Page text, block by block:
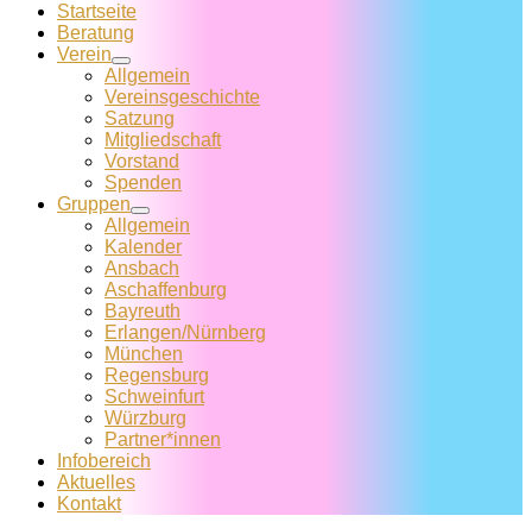
Startseite
Beratung
Verein
Allgemein
Vereins­geschichte
Satzung
Mitglied­schaft
Vorstand
Spenden
Gruppen
Allgemein
Kalender
Ansbach
Aschaffenburg
Bayreuth
Erlangen/Nürnberg
München
Regensburg
Schweinfurt
Würzburg
Partner*innen
Infobereich
Aktuelles
Kontakt